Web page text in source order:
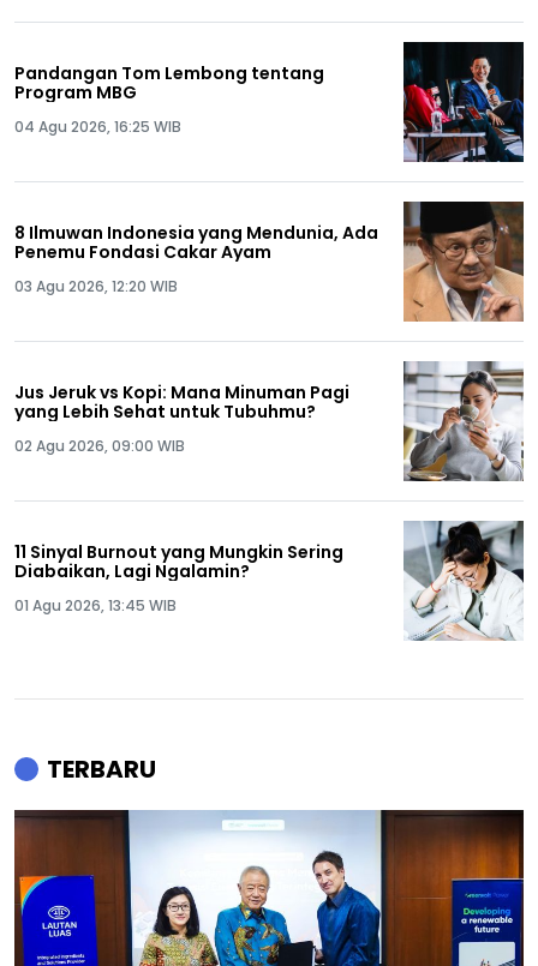
Pandangan Tom Lembong tentang
Program MBG
04 Agu 2026, 16:25 WIB
8 Ilmuwan Indonesia yang Mendunia, Ada
Penemu Fondasi Cakar Ayam
03 Agu 2026, 12:20 WIB
Jus Jeruk vs Kopi: Mana Minuman Pagi
yang Lebih Sehat untuk Tubuhmu?
02 Agu 2026, 09:00 WIB
11 Sinyal Burnout yang Mungkin Sering
Diabaikan, Lagi Ngalamin?
01 Agu 2026, 13:45 WIB
TERBARU